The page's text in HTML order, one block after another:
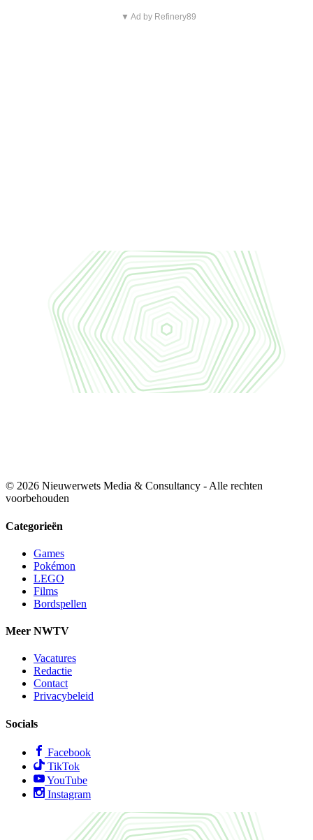
▼ Ad by Refinery89
© 2026 Nieuwerwets Media & Consultancy - Alle rechten
voorbehouden
Categorieën
Games
Pokémon
LEGO
Films
Bordspellen
Meer NWTV
Vacatures
Redactie
Contact
Privacybeleid
Socials
Facebook
TikTok
YouTube
Instagram